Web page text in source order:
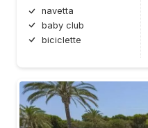
navetta
baby club
biciclette